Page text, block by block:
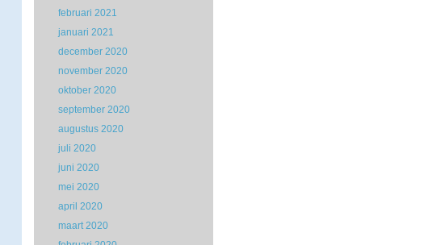
februari 2021
januari 2021
december 2020
november 2020
oktober 2020
september 2020
augustus 2020
juli 2020
juni 2020
mei 2020
april 2020
maart 2020